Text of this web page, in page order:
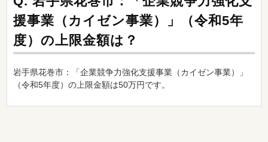
援事業（カイゼン事業）」（令和5年
度）の上限金額は？
岩手県花巻市：「企業競争力強化支援事業（カイゼン事業）」
（令和5年度）の上限金額は50万円です。